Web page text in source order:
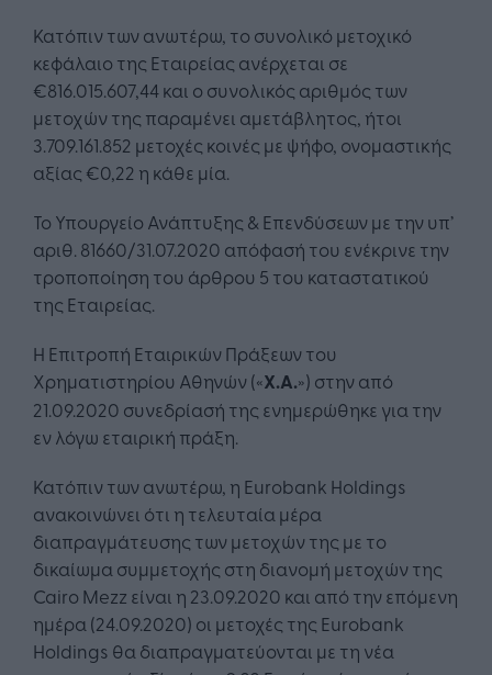
Κατόπιν των ανωτέρω, το συνολικό μετοχικό
κεφάλαιο της Εταιρείας ανέρχεται σε
€816.015.607,44 και ο συνολικός αριθμός των
μετοχών της παραμένει αμετάβλητος, ήτοι
3.709.161.852 μετοχές κοινές με ψήφο, ονομαστικής
αξίας €0,22 η κάθε μία.
Το Υπουργείο Ανάπτυξης & Επενδύσεων με την υπ’
αριθ. 81660/31.07.2020 απόφασή του ενέκρινε την
τροποποίηση του άρθρου 5 του καταστατικού
της Εταιρείας.
Η Επιτροπή Εταιρικών Πράξεων του
Χρηματιστηρίου Αθηνών («Χ.Α.») στην από
21.09.2020 συνεδρίασή της ενημερώθηκε για την
εν λόγω εταιρική πράξη.
Κατόπιν των ανωτέρω, η Eurobank Holdings
ανακοινώνει ότι η τελευταία μέρα
διαπραγμάτευσης των μετοχών της με το
δικαίωμα συμμετοχής στη διανομή μετοχών της
Cairo Mezz είναι η 23.09.2020 και από την επόμενη
ημέρα (24.09.2020) οι μετοχές της Eurobank
Holdings θα διαπραγματεύονται με τη νέα